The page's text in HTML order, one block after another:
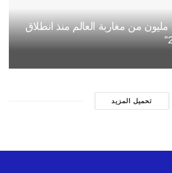
دخول أزيد من 2,7 مليون من مغاربة العالم منذ انطلاق
تحميل المزيد